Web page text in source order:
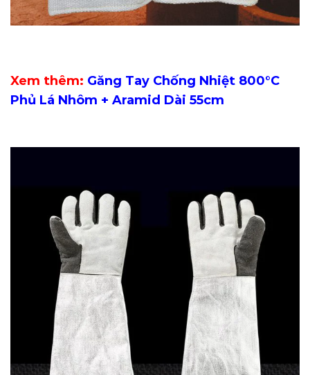
Xem thêm: Găng Tay Chống Nhiệt 800°C
Phủ Lá Nhôm + Aramid Dài 55cm